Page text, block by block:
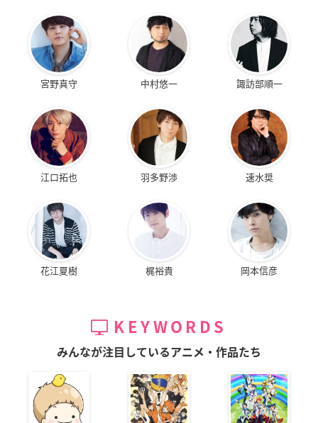
宮野真守 中村悠一 諏訪部順一
江口拓也 羽多野渉 速水奨
花江夏樹 梶裕貴 岡本信彦
KEYWORDS
みんなが注目しているアニメ・作品たち